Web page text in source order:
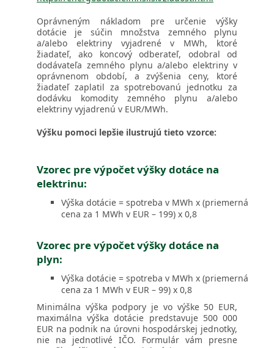
Oprávneným nákladom pre určenie výšky
dotácie je súčin množstva zemného plynu
a/alebo elektriny vyjadrené v MWh, ktoré
žiadateľ, ako koncový odberateľ, odobral od
dodávateľa zemného plynu a/alebo elektriny v
oprávnenom období, a zvýšenia ceny, ktoré
žiadateľ zaplatil za spotrebovanú jednotku za
dodávku komodity zemného plynu a/alebo
elektriny vyjadrenú v EUR/MWh.
Výšku pomoci lepšie ilustrujú tieto vzorce:
Vzorec pre výpočet výšky dotáce na
elektrinu:
Výška dotácie = spotreba v MWh x (priemerná
cena za 1 MWh v EUR – 199) x 0,8
Vzorec pre výpočet výšky dotáce na
plyn:
Výška dotácie = spotreba v MWh x (priemerná
cena za 1 MWh v EUR – 99) x 0,8
Minimálna výška podpory je vo výške 50 EUR,
maximálna výška dotácie predstavuje 500 000
EUR na podnik na úrovni hospodárskej jednotky,
nie na jednotlivé IČO. Formulár vám presne